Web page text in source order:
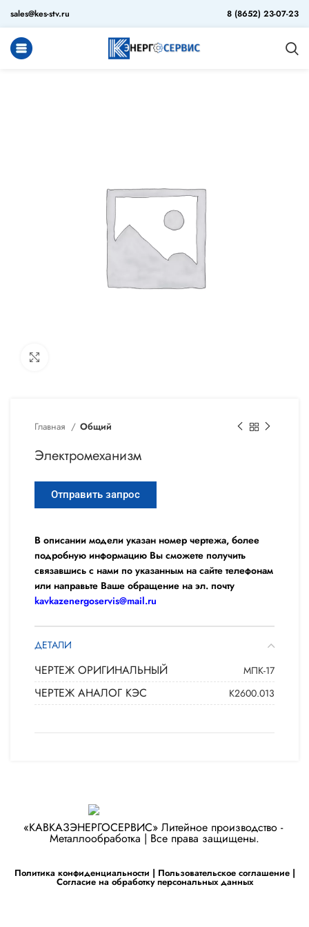
sales@kes-stv.ru 8 (8652) 23-07-23
Главная Общий
Электромеханизм
Отправить запрос
В описании модели указан номер чертежа, более
подробную информацию Вы сможете получить
связавшись с нами по указанным на сайте телефонам
или направьте Ваше обращение на эл. почту
kavkazenergoservis@mail.ru
ДЕТАЛИ
ЧЕРТЕЖ ОРИГИНАЛЬНЫЙ МПК-17
ЧЕРТЕЖ АНАЛОГ КЭС К2600.013
«КАВКАЗЭНЕРГОСЕРВИС» ​Литейное производство - ​
Металлообработка | Все права защищены.
Политика конфиденциальности | Пользовательское соглашение|
Согласие на обработку персональных данных